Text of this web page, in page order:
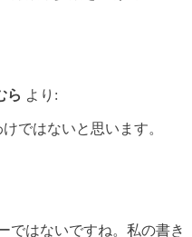
ら より:
ではないと思います。
ではないですね。私の書き